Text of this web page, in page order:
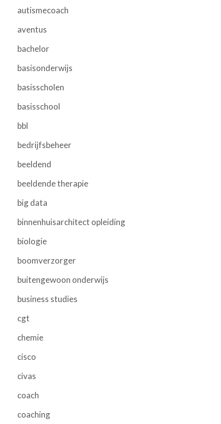
autismecoach
aventus
bachelor
basisonderwijs
basisscholen
basisschool
bbl
bedrijfsbeheer
beeldend
beeldende therapie
big data
binnenhuisarchitect opleiding
biologie
boomverzorger
buitengewoon onderwijs
business studies
cgt
chemie
cisco
civas
coach
coaching